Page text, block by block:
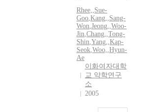
Rhee,,Sue-
Goo,Kang,,Sang-
Won,Jeong,,Woo-
Jin,Chang,,Tong-
Shin,Yang,,Kap-
Seok,Woo,,Hyun-
Ae
이화여자대학
교 약학연구
소
2005